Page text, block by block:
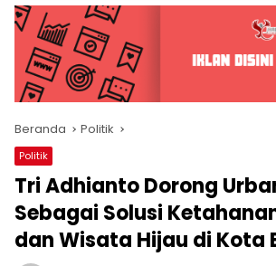
Beranda Politik
Politik
Tri Adhianto Dorong
Sebagai Solusi
dan Wisata Hijau di Kota